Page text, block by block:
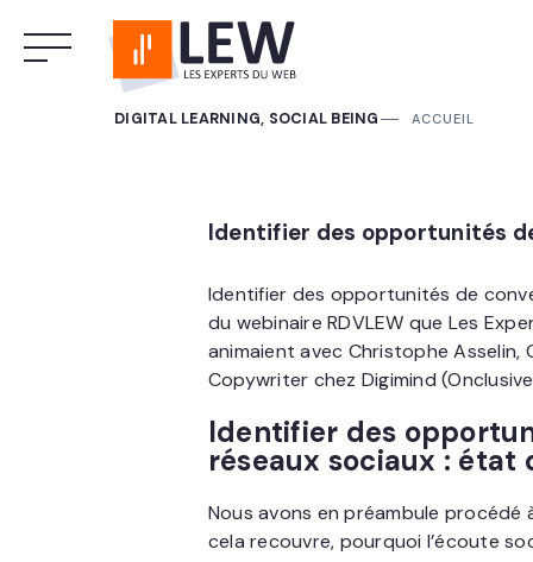
ACCUEIL
DIGITAL LEARNING, SOCIAL BEING
Identifier des opportunités
Identifier des opportunités de
du webinaire RDVLEW que Les
animaient avec Christophe
Copywriter chez Digimind
Identifier des
réseaux sociaux : état
Nous avons en préambule procédé
cela recouvre, pourquoi l’écoute